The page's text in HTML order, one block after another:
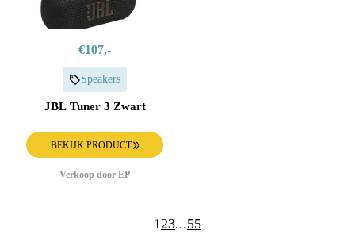
€107,-
Speakers
JBL Tuner 3 Zwart
BEKIJK PRODUCT
Verkoop door EP
123...55